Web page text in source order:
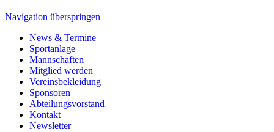
Navigation überspringen
News & Termine
Sportanlage
Mannschaften
Mitglied werden
Vereinsbekleidung
Sponsoren
Abteilungsvorstand
Kontakt
Newsletter